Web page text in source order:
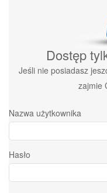
Dostęp
Jeśli nie posiadasz
zajmie
Nazwa użytkownika
Hasło